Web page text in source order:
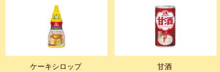
ケーキシロップ 甘酒